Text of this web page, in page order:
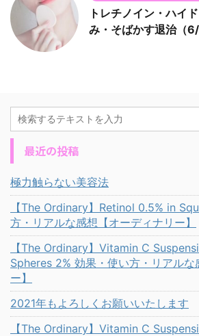
トレチノイン・ハイ
み・そばかす退治（6/
最近の投稿
極力触らない美容法
【The Ordinary】Retinol 0.5% in
方・リアルな感想【オーディナリー】
【The Ordinary】Vitamin C
Spheres 2% 効果・使い方・リアルな
ー】
2021年もよろしくお願いいたします
【The Ordinary】Vitamin C